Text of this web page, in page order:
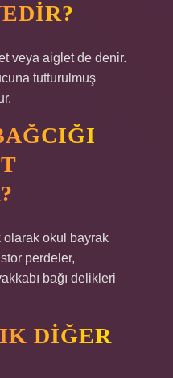
veya aiglet de denir.
tutturulmuş
okul bayrak
perdeler,
bağı delikleri
DIĞER